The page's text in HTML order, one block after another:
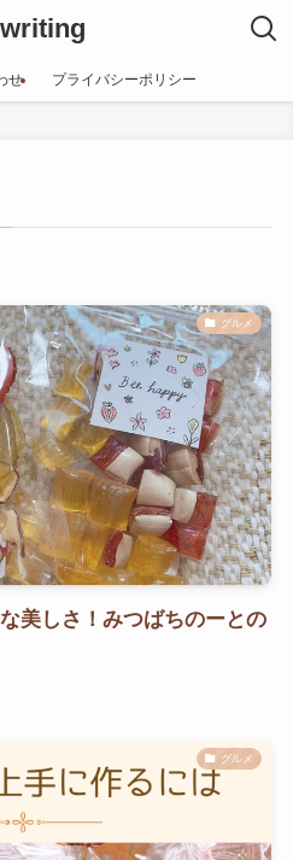
せ プライバシーポリシー
グルメ
美しさ！みつばちのーとの
グルメ